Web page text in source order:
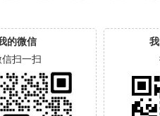
的微信
信扫一扫